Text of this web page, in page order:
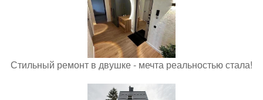
Стильный ремонт в двушке - мечта реальностью стала!